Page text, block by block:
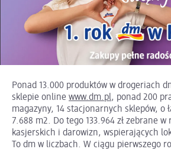
Ponad 13.000 produktów w drogeriach
sklepie online www.dm.pl, ponad 200
magazyny, 14 stacjonarnych sklepów, o
7.688 m2. Do tego 133.964 zł zebrane w
kasjerskich i darowizn, wspierających
To dm w liczbach. W ciągu pierwszego